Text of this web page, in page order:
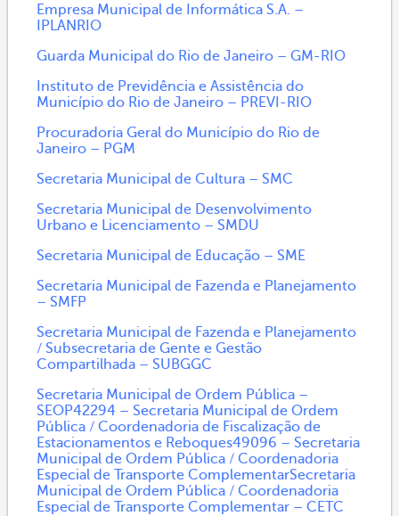
Empresa Municipal de Informática S.A. –
IPLANRIO
Guarda Municipal do Rio de Janeiro – GM-RIO
Instituto de Previdência e Assistência do
Município do Rio de Janeiro – PREVI-RIO
Procuradoria Geral do Município do Rio de
Janeiro – PGM
Secretaria Municipal de Cultura – SMC
Secretaria Municipal de Desenvolvimento
Urbano e Licenciamento – SMDU
Secretaria Municipal de Educação – SME
Secretaria Municipal de Fazenda e Planejamento
– SMFP
Secretaria Municipal de Fazenda e Planejamento
/ Subsecretaria de Gente e Gestão
Compartilhada – SUBGGC
Secretaria Municipal de Ordem Pública –
SEOP42294 – Secretaria Municipal de Ordem
Pública / Coordenadoria de Fiscalização de
Estacionamentos e Reboques49096 – Secretaria
Municipal de Ordem Pública / Coordenadoria
Especial de Transporte ComplementarSecretaria
Municipal de Ordem Pública / Coordenadoria
Especial de Transporte Complementar – CETC